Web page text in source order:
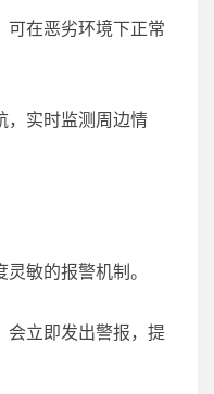
可在恶劣环境下正常
，实时监测周边情
敏的报警机制。
会立即发出警报，提